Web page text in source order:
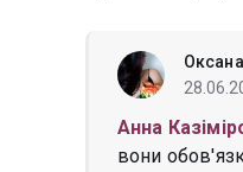
Анна
вони